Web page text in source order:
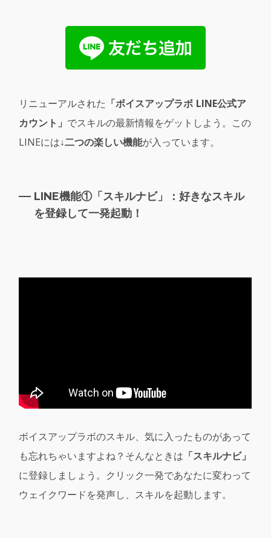
リニューアルされた 「ボイスアップラボ LINE公式ア
カウント」 でスキルの最新情報をゲットしよう。この
LINEには↓二つの楽しい機能が入っています。
LINE機能①「スキルナビ」：好きなスキル
を登録して一発起動！
ボイスアップラボのスキル、気に入ったものがあって
も忘れちゃいますよね？そんなときは 「スキルナビ」
に登録しましょう。クリック一発であなたに変わって
ウェイクワードを発声し、スキルを起動します。